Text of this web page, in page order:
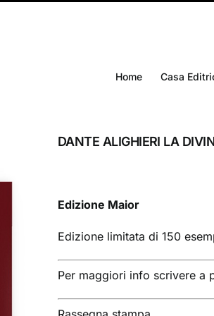
Home Casa
DANTE ALIGHIERI LA
Edizione Maior
Edizione limitata di 150
Per maggiori info scrivere a